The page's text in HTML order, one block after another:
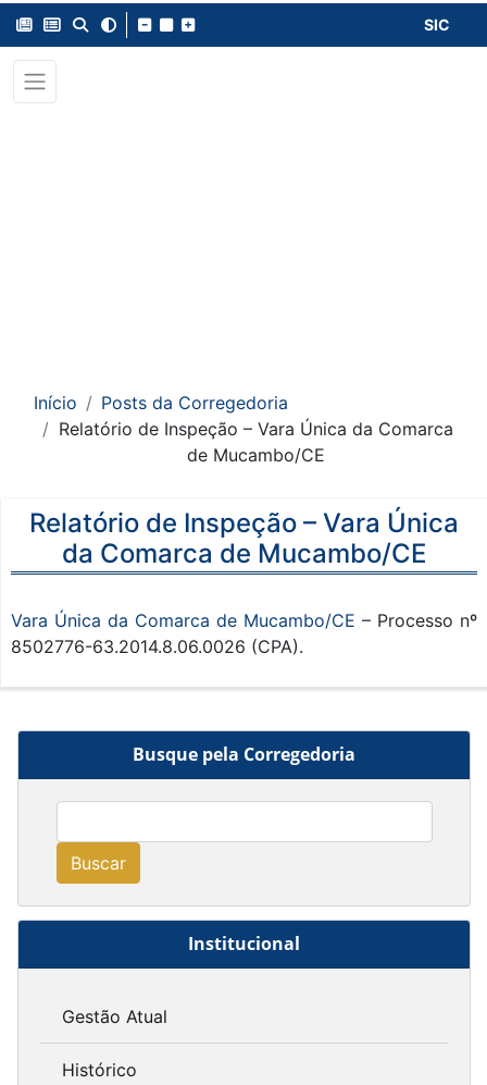
SIC
Início
Posts da Corregedoria
Relatório de Inspeção – Vara Única da Comarca
de Mucambo/CE
Busque pela Corregedoria
Buscar
Institucional
Gestão Atual
Histórico
Relatório de Inspeção – Vara Única
da Comarca de Mucambo/CE
Vara Única da Comarca de Mucambo/CE – Processo nº
8502776-63.2014.8.06.0026 (CPA).